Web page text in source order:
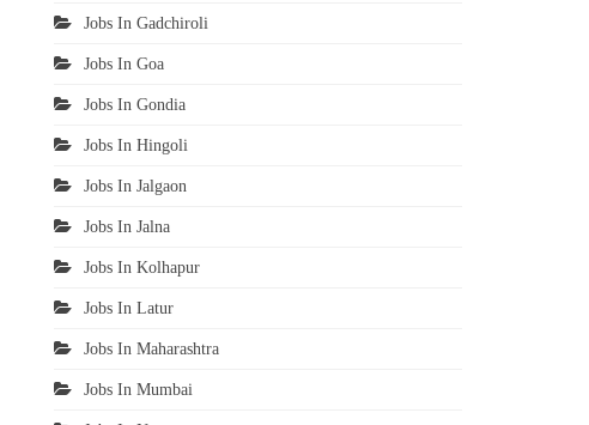
Jobs In Gadchiroli
Jobs In Goa
Jobs In Gondia
Jobs In Hingoli
Jobs In Jalgaon
Jobs In Jalna
Jobs In Kolhapur
Jobs In Latur
Jobs In Maharashtra
Jobs In Mumbai